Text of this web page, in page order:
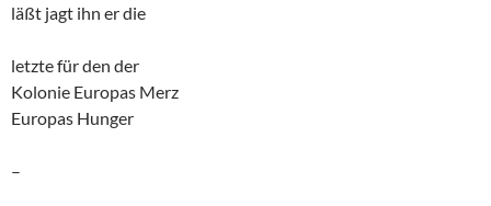
läßt jagt ihn er die
letzte für den der
Kolonie Europas Merz
Europas Hunger
–